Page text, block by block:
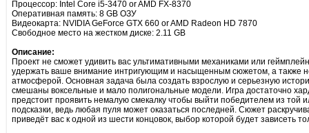
Процессор: Intel Core i5-3470 or AMD FX-8370
Оперативная память: 8 GB ОЗУ
Видеокарта: NVIDIA GeForce GTX 660 or AMD Radeon HD 7870
Свободное место на жестком диске: 2.11 GB
Описание:
Проект не сможет удивить вас ультимативными механиками или
удержать ваше внимание интригующим и насыщенным сюжетом, а также
атмосферой. Основная задача была создать взрослую и серьезную
смешаны воксельные и мало полигональные модели. Игра достаточно
предстоит проявить немалую смекалку чтобы выйти победителем из той
подсказки, ведь любая пуля может оказаться последней. Сюжет
приведёт вас к одной из шести концовок, выбор которой будет зависеть